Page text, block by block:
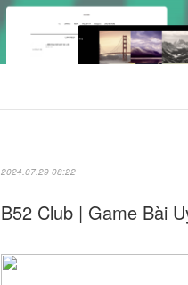
2024.07.29 08:22
B52 Club | Game Bài